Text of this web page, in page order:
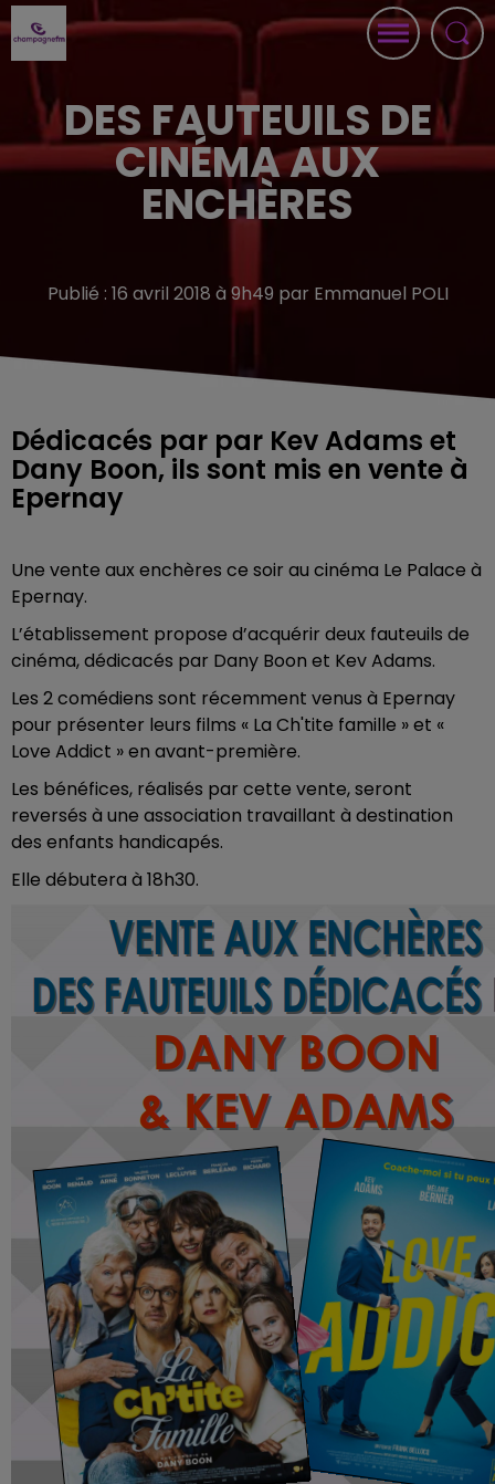
DES FAUTEUILS DE
CINÉMA AUX
ENCHÈRES
Publié : 16 avril 2018 à 9h49 par Emmanuel POLI
Dédicacés par par Kev Adams et
Dany Boon, ils sont mis en vente à
Epernay
Une vente aux enchères ce soir au cinéma Le Palace à
Epernay.
L’établissement propose d’acquérir deux fauteuils de
cinéma, dédicacés par Dany Boon et Kev Adams.
Les 2 comédiens sont récemment venus à Epernay
pour présenter leurs films « La Ch'tite famille » et «
Love Addict » en avant-première.
Les bénéfices, réalisés par cette vente, seront
reversés à une association travaillant à destination
des enfants handicapés.
Elle débutera à 18h30.